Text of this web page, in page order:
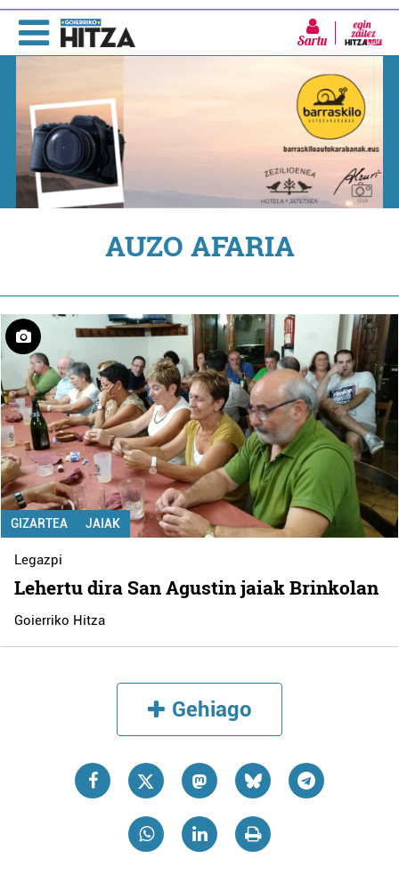
Sartu
AUZO AFARIA
GIZARTEA JAIAK
Legazpi
Lehertu dira San Agustin jaiak Brinkolan
Goierriko Hitza
Gehiago